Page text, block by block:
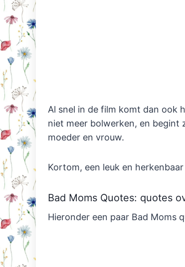
Al snel in de film komt dan ook
niet meer bolwerken, en begint
moeder en vrouw.
Kortom, een leuk en
Bad Moms Quotes: quotes
Hieronder een paar Bad Moms